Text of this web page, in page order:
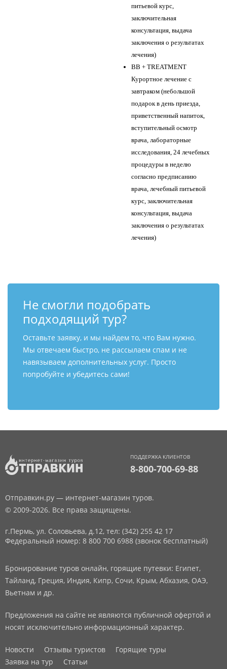
питьевой курс,
заключительная
консультация, выдача
заключения о результатах
лечения)
BB + TREATMENT
Курортное лечение с
завтраком (небольшой
подарок в день приезда,
приветственный напиток,
вступительный осмотр
врача, лабораторные
исследования, 24 лечебных
процедуры в неделю
согласно предписанию
врача, лечебный питьевой
курс, заключительная
консультация, выдача
заключения о результатах
лечения)
Не смогли подобрать
подходящий тур?
Оставьте заявку, и мы найдем то, что Вам нужно.
Мы отвечаем быстро, не рассылаем спам и не
навязываем дополнительных услуг. Просто
попробуйте и убедитесь сами!
ПОДДЕРЖКА КЛИЕНТОВ
8-800-700-69-88
Отправкин.ру — интернет-магазин туров.
© 2009-2026. Все права защищены.
г.Пермь, ул. Соловьева, д.12, тел: (342) 255 42 17
Федеральный номер: 8 800 700 6988 (звонок бесплатный)
Бронирование туров онлайн, горящие путевки: Египет,
Тайланд, Греция, Индия, Кипр, Сочи, Крым, Абхазия, ОАЭ,
Вьетнам и др.
Предложения на сайте не являются публичной офертой и
носят исключительно информационный характер.
Новости Отзывы туристов
Горящие туры
Заявка на тур
Статьи